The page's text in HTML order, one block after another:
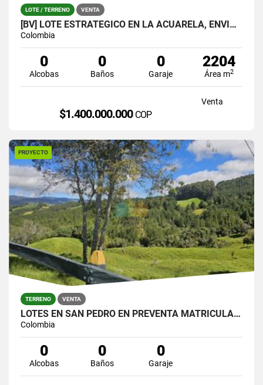
LOTE / TERRENO VENTA
[BV] LOTE ESTRATÉGICO EN LA ACUARELA, ENVIGADO
Colombia
0
Alcobas
0
Baños
0
Garaje
2204
Área m2
Venta
$1.400.000.000 COP
PROYECTO
TERRENO VENTA
LOTES EN SAN PEDRO EN PREVENTA MATRICULA AL 100%
Colombia
0
Alcobas
0
Baños
0
Garaje